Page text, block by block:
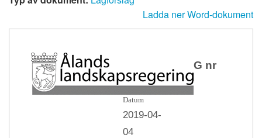
Ladda ner Word-dokument
LAGFÖRSLAG nr
16/2018-2019
Datum
2019-04-
04